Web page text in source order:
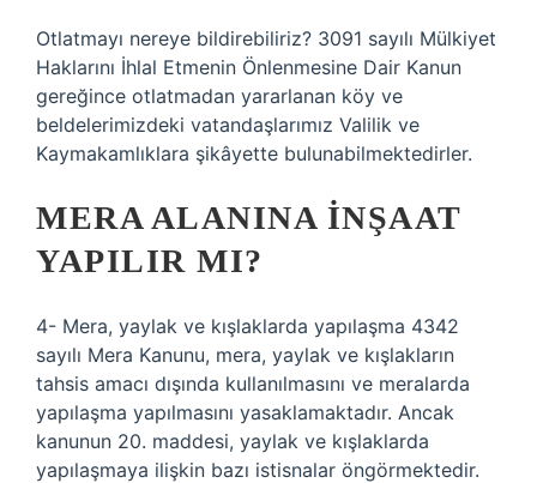
Otlatmayı nereye bildirebiliriz? 3091 sayılı Mülkiyet
Haklarını İhlal Etmenin Önlenmesine Dair Kanun
gereğince otlatmadan yararlanan köy ve
beldelerimizdeki vatandaşlarımız Valilik ve
Kaymakamlıklara şikâyette bulunabilmektedirler.
MERA ALANINA INŞAAT
YAPILIR MI?
4- Mera, yaylak ve kışlaklarda yapılaşma 4342
sayılı Mera Kanunu, mera, yaylak ve kışlakların
tahsis amacı dışında kullanılmasını ve meralarda
yapılaşma yapılmasını yasaklamaktadır. Ancak
kanunun 20. maddesi, yaylak ve kışlaklarda
yapılaşmaya ilişkin bazı istisnalar öngörmektedir.